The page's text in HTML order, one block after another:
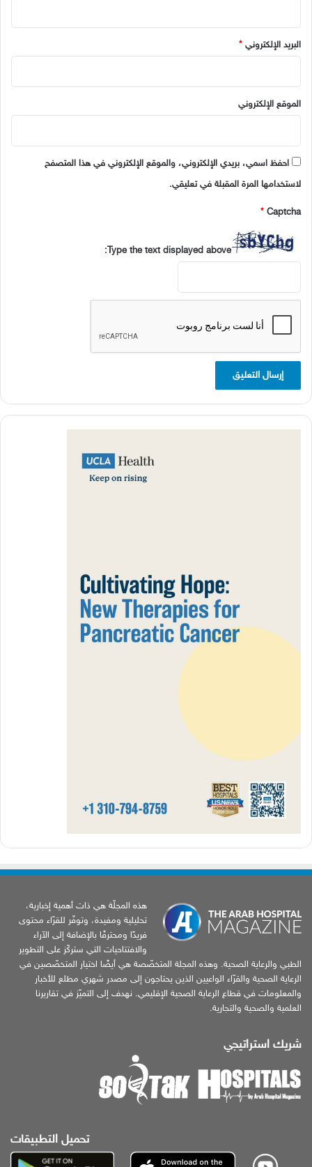
البريد الإلكتروني *
الموقع الإلكتروني
احفظ اسمي، بريدي الإلكتروني، والموقع الإلكتروني في هذا المتصفح
لاستخدامها المرة المقبلة في تعليقي.
Captcha
*
Type the text displayed above:
هذه المجلّة هي ذات أهمية إخبارية،
تحليلية ومفيدة، وتوفّر للقرّاء محتوى
فريدًا ومحترفًا بالإضافة إلى الآراء
والافتتاحيات التي ستركّز على التطوير
الطبي والرعاية الصحية. وهذه المجلة المتخصّصة هي أيضًا اختيار المتخصّصين في
الرعاية الصحية والقرّاء الواعيين الذين يحتاجون إلى مصدر شهري مطلع للأخبار
والمعلومات في قطاع الرعاية الصحية الإقليمي. نهدف إلى التميّز في تقاريرنا
العلمية والصحية والتجارية.
شريك استراتيجي
تحميل التطبيقات